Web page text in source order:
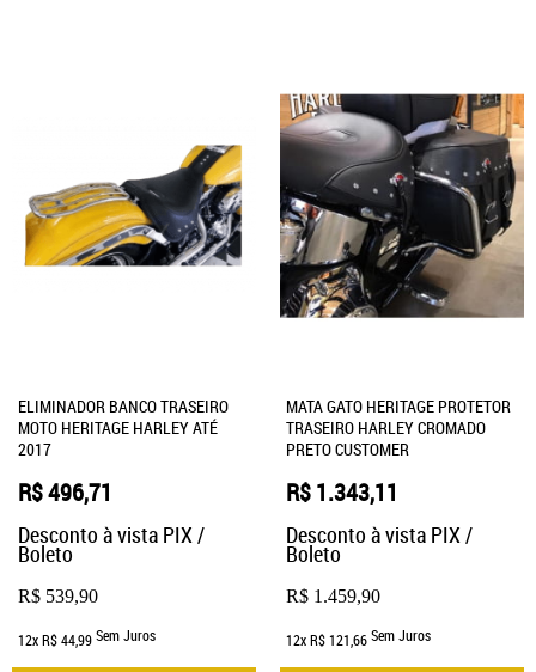
ELIMINADOR BANCO TRASEIRO
MOTO HERITAGE HARLEY ATÉ
2017
R$ 539,90
R$ 496,71
Desconto à vista PIX /
Boleto
12xR$ 44,99Sem Juros
MATA GATO HERITAGE PROTETOR
TRASEIRO HARLEY CROMADO
PRETO CUSTOMER
R$ 1.459,90
R$ 1.343,11
Desconto à vista PIX /
Boleto
12xR$ 121,66Sem Juros